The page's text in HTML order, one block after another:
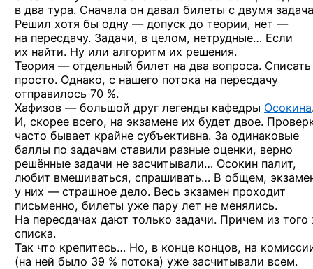
в два тура. Сначала он давал билеты с двумя
Решил хотя бы одну — допуск до теории, нет —
на пересдачу. Задачи, в целом, нетрудные… Если
их найти. Ну или алгоритм их решения.
Теория — отдельный билет на два вопроса. Списать
просто. Однако, с нашего потока на пересдачу
отправилось 70 %.
Хафизов — большой друг легенды кафедры Осокина
И, скорее всего, на экзамене их будет двое.
часто бывает крайне субъективна. За одинаковые
баллы по задачам ставили разные оценки, верно
решённые задачи не засчитывали… Осокин палит,
любит вмешиваться, спрашивать… В общем,
у них — страшное дело. Весь экзамен проходит
письменно, билеты уже пару лет не менялись.
На пересдачах дают только задачи. Причем из того
списка.
Так что крепитесь… Но, в конце концов, на
(на ней было 39 % потока) уже засчитывали всем.